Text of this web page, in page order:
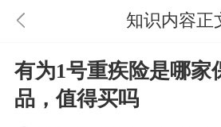
知识内容正
有为1号重疾险是哪家
品，值得买吗